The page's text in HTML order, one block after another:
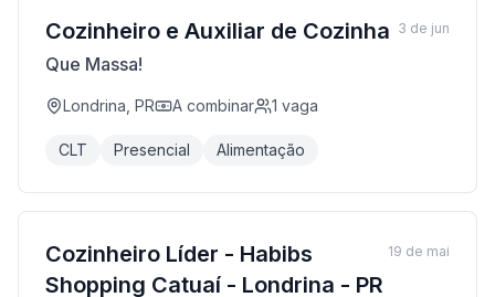
Cozinheiro e Auxiliar de Cozinha
Que Massa!
Londrina, PR A combinar 1 vaga
CLT Presencial Alimentação
3 de jun
Cozinheiro Líder - Habibs
Shopping Catuaí - Londrina - PR
19 de mai